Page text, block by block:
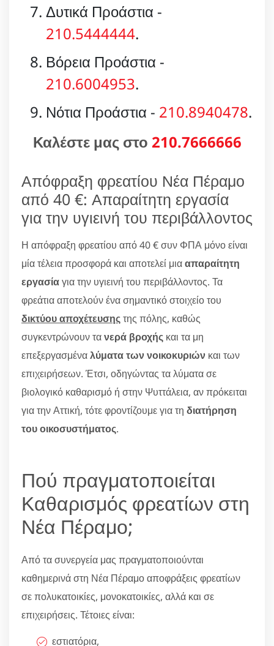
Δυτικά Προάστια -
210.5444444.
Βόρεια Προάστια -
210.6004953.
Νότια Προάστια - 210.8940478.
Καλέστε μας στο 210.7666666
Απόφραξη φρεατίου Νέα Πέραμο
από 40 €: Απαραίτητη εργασία
για την υγιεινή του περιβάλλοντος
Η απόφραξη φρεατίου από 40 € συν ΦΠΑ μόνο είναι
μία τέλεια προσφορά και αποτελεί μιααπαραίτητη
εργασίαγια την υγιεινή του περιβάλλοντος. Τα
φρεάτια αποτελούν ένα σημαντικό στοιχείο του
δικτύου αποχέτευσηςτης πόλης, καθώς
συγκεντρώνουν τανερά βροχής και τα μη
επεξεργασμέναλύματα των νοικοκυριών και των
επιχειρήσεων. Έτσι, οδηγώντας τα λύματα σε
βιολογικό καθαρισμό ή στην Ψυττάλεια, αν πρόκειται
για την Αττική, τότε φροντίζουμε για τη διατήρηση
του οικοσυστήματος.
Πού πραγματοποιείται
Καθαρισμός φρεατίων στη
Νέα Πέραμο;
Από τα συνεργεία μας πραγματοποιούνται
καθημερινά στη Νέα Πέραμο αποφράξεις φρεατίων
σε πολυκατοικίες, μονοκατοικίες, αλλά και σε
επιχειρήσεις. Τέτοιες είναι:
εστιατόρια,